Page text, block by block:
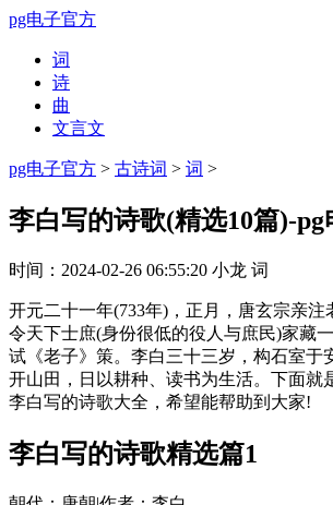
pg电子官方
词
诗
曲
文言文
pg电子官方 > 古诗词 > 词 >
李白写的诗歌(精选10篇)-pg
时间： 2024-02-26 06:55:20 小龙 词
开元二十一年(733年)，正月，唐玄宗亲注
令天下士庶(身份很低的役人与庶民)家藏
试《老子》策。李白三十三岁，构石室于
开山田，日以耕种、读书为生活。下面就
李白写的诗歌大全，希望能帮助到大家!
李白写的诗歌精选篇1